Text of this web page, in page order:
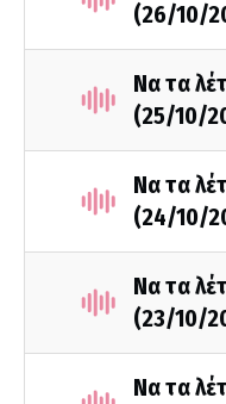
(26/10/
Να τα
(25/10/
Να τα
(24/10/
Να τα
(23/10/
Να τα